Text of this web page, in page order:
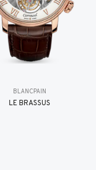
BLANCPAIN
LE BRASSUS